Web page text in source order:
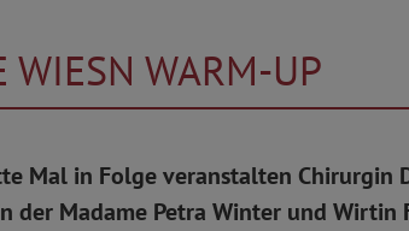
WIESN WARM-UP
Mal in Folge veranstalten Chirurgin
der Madame Petra Winter und Wirtin